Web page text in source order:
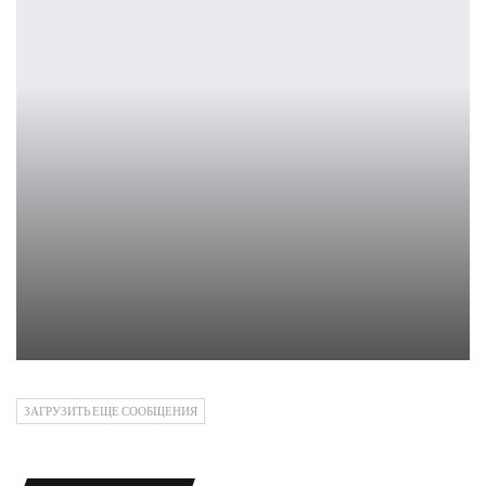
ЗАГРУЗИТЬ ЕЩЕ СООБЩЕНИЯ